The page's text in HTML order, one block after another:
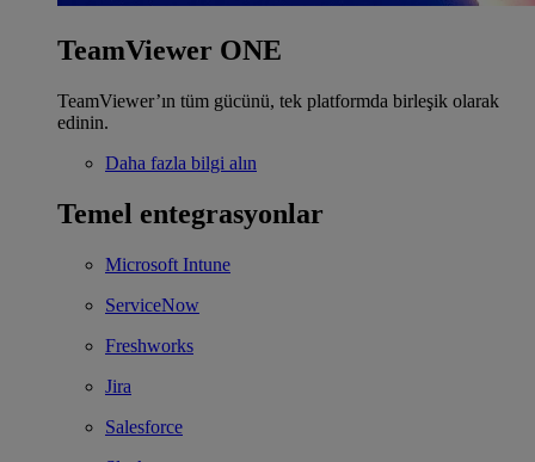
TeamViewer ONE
TeamViewer’ın tüm gücünü, tek platformda birleşik olarak
edinin.
Daha fazla bilgi alın
Temel entegrasyonlar
Microsoft Intune
ServiceNow
Freshworks
Jira
Salesforce